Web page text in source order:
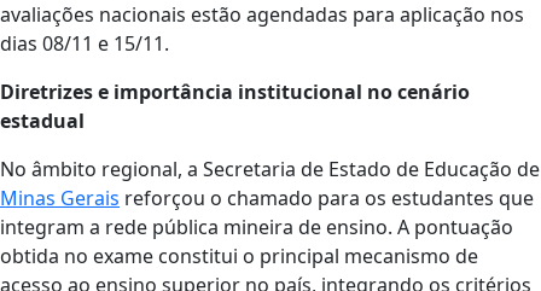
avaliações nacionais estão agendadas para aplicação nos
dias 08/11 e 15/11.
Diretrizes e importância institucional no cenário
estadual
No âmbito regional, a Secretaria de Estado de Educação de
Minas Gerais reforçou o chamado para os estudantes que
integram a rede pública mineira de ensino. A pontuação
obtida no exame constitui o principal mecanismo de
acesso ao ensino superior no país, integrando os critérios